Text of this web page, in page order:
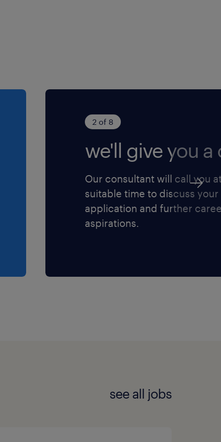
2 of 8
we'll give you a
Our consultant will call you
suitable time to discuss your
application and further
aspirations.
see all jobs